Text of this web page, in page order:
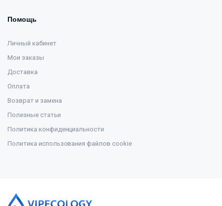
Помощь
Личный кабинет
Мои заказы
Доставка
Оплата
Возврат и замена
Полезные статьи
Политика конфиденциальности
Политика использования файлов cookie